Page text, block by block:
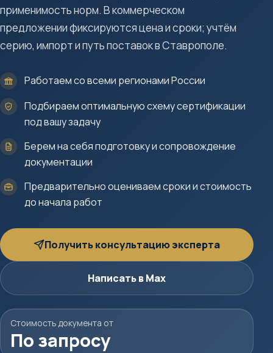
применимость норм. В коммерческом
предложении фиксируются цена и сроки; учтём
серию, импорт и путь поставок в Ставрополе.
Работаем со всеми регионами России
Подбираем оптимальную схему сертификации
под вашу задачу
Берем на себя подготовку и сопровождение
документации
Предварительно оцениваем сроки и стоимость
до начала работ
Получить консультацию эксперта
Написать в Max
Стоимость документа от
По запросу